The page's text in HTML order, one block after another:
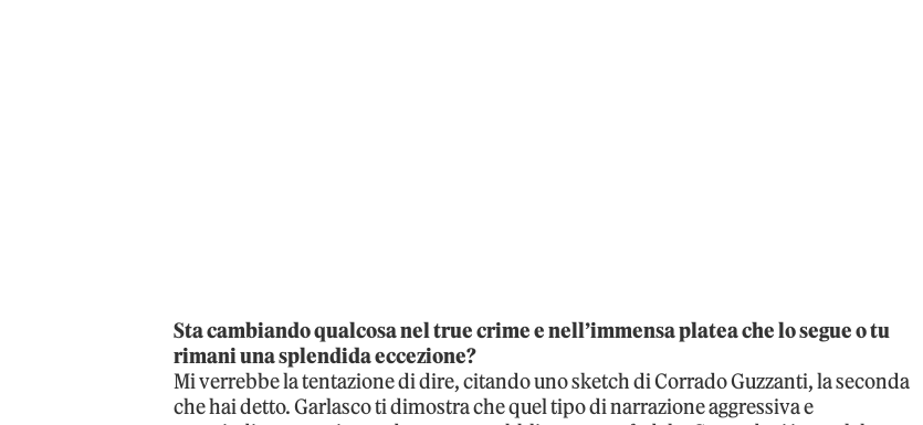
Sta cambiando qualcosa nel true crime e nell’immensa platea che lo segue o tu
rimani una splendida eccezione?
Mi verrebbe la tentazione di dire, citando uno sketch di Corrado Guzzanti, la seconda
che hai detto. Garlasco ti dimostra che quel tipo di narrazione aggressiva e